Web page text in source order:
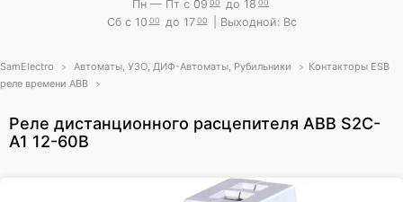
Пн — Пт с 09 00 до 18 00
Сб с 10 00 до 17 00 | Выходной: Вс
SamElectro Автоматы, УЗО, ДИФ-Автоматы, Рубильники
Контакторы ESB
реле времени ABB
Реле дистанционного расцепителя ABB S2C-
A1 12-60В